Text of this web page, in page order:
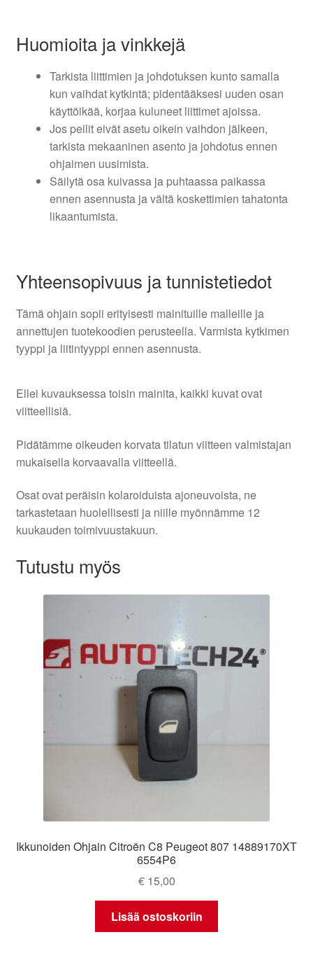
Huomioita ja vinkkejä
Tarkista liittimien ja johdotuksen kunto samalla
kun vaihdat kytkintä; pidentääksesi uuden osan
käyttöikää, korjaa kuluneet liittimet ajoissa.
Jos peilit eivät asetu oikein vaihdon jälkeen,
tarkista mekaaninen asento ja johdotus ennen
ohjaimen uusimista.
Säilytä osa kuivassa ja puhtaassa paikassa
ennen asennusta ja vältä koskettimien tahatonta
likaantumista.
Yhteensopivuus ja tunnistetiedot
Tämä ohjain sopii erityisesti mainituille malleille ja
annettujen tuotekoodien perusteella. Varmista kytkimen
tyyppi ja liitintyyppi ennen asennusta.
Ellei kuvauksessa toisin mainita, kaikki kuvat ovat
viitteellisiä.
Pidätämme oikeuden korvata tilatun viitteen valmistajan
mukaisella korvaavalla viitteellä.
Osat ovat peräisin kolaroiduista ajoneuvoista, ne
tarkastetaan huolellisesti ja niille myönnämme 12
kuukauden toimivuustakuun.
Tutustu myös
Ikkunoiden Ohjain Citroën C8 Peugeot 807 14889170XT
6554P6
€15,00
Lisää ostoskoriin